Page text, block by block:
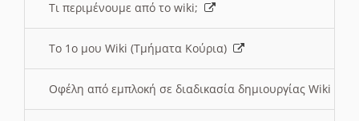
Τι περιμένουμε από το wiki;
Το 1ο μου Wiki (Τμήματα Κούρια)
Οφέλη από εμπλοκή σε διαδικασία δημιουργίας Wiki